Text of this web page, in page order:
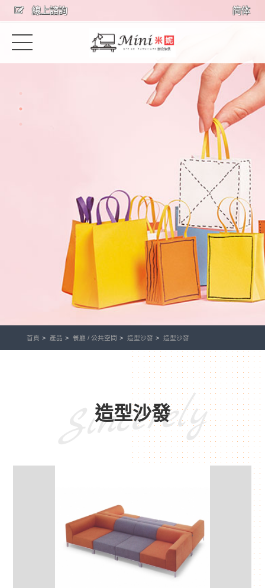
線上諮詢 简体
首頁 產品 餐廳 / 公共空間 造型沙發 造型沙發
造型沙發
Sincerely